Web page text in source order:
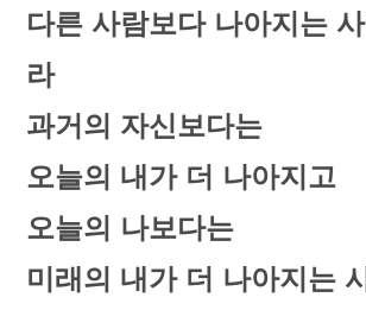
다른 사람보다 나아지는
라
과거의 자신보다는
오늘의 내가 더 나아지고
오늘의 나보다는
미래의 내가 더 나아지는